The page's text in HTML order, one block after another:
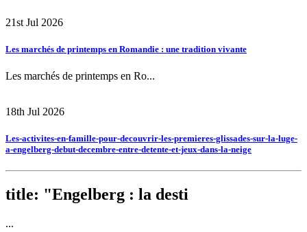
21st Jul 2026
Les marchés de printemps en Romandie : une tradition vivante
Les marchés de printemps en Ro...
18th Jul 2026
Les-activites-en-famille-pour-decouvrir-les-premieres-glissades-sur-la-luge-
a-engelberg-debut-decembre-entre-detente-et-jeux-dans-la-neige
title: "Engelberg : la desti
...